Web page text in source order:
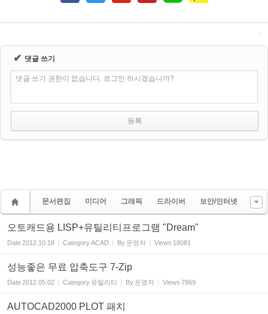
✔ 댓글 쓰기
댓글 쓰기 권한이 없습니다. 로그인 하시겠습니까?
문서편집 미디어 그래픽 드라이버 보안/인터넷
오토캐드용 LISP+유틸리티프로그램 "Dream"
Date2012.10.18 CategoryACAD By 운영자 Views 18081
성능좋은 무료 압축도구 7-Zip
Date2012.05.02 Category 유틸리티 By 운영자 Views 7869
AUTOCAD2000 PLOT 패치